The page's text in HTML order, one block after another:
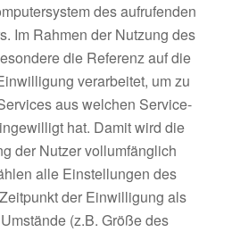
des aufrufenden
Im Rahmen der Nutzung des
die Referenz auf die
verarbeitet, um zu
aus welchen Service-
hat. Damit wird die
der Nutzer vollumfänglich
alle Einstellungen des
der Einwilligung als
(z.B. Größe des